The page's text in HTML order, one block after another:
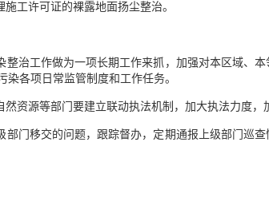
工许可证的裸露地面扬尘整治。
治工作做为一项长期工作来抓，加强对本区域、
各项日常监管制度和工作任务。
资源等部门要建立联动执法机制，加大执法力度，
门移交的问题，跟踪督办，定期通报上级部门巡